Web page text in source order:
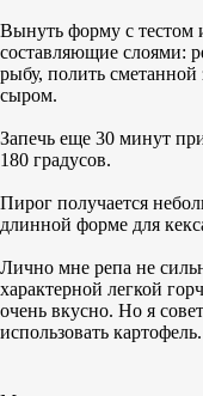
Вынуть форму с тестом
составляющие слоями:
рыбу, полить
сыром.
Запечь еще 30 минут
180 градусов.
Пирог получается
длинной форме для
Лично мне репа не
характерной легкой
очень вкусно. Но я
использовать картофель.